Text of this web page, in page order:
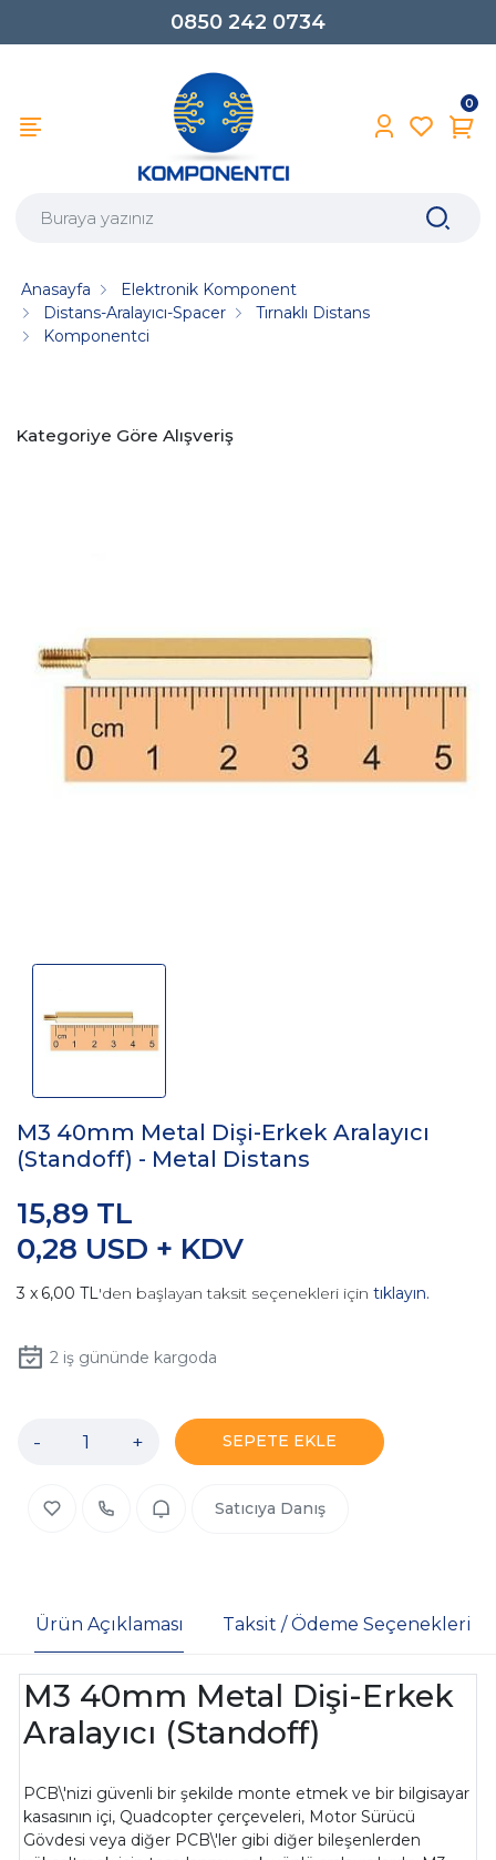
0850 242 0734
0
Anasayfa
Elektronik Komponent
Distans-Aralayıcı-Spacer
Tırnaklı Distans
Komponentci
Kategoriye Göre Alışveriş
M3 40mm Metal Dişi-Erkek Aralayıcı
(Standoff) - Metal Distans
0,28 USD + KDV
15,89 TL
6,00 TL'den başlayan taksit seçenekleri için tıklayın.
2iş gününde kargoda
- + SEPETE EKLE
Satıcıya Danış
Ürün Açıklaması Taksit / Ödeme Seçenekleri
M3 40mm Metal Dişi-Erkek
Aralayıcı (Standoff)
PCB\'nizi güvenli bir şekilde monte etmek ve bir bilgisayar
kasasının içi, Quadcopter çerçeveleri, Motor Sürücü
Gövdesi veya diğer PCB\'ler gibi diğer bileşenlerden